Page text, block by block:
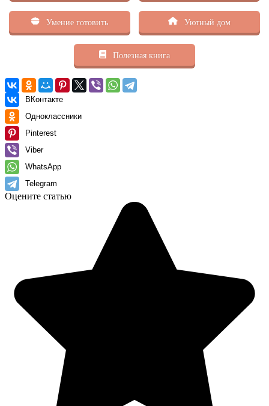
Умение готовить Уютный дом
Полезная книга
ВКонтакте
Одноклассники
Pinterest
Viber
WhatsApp
Telegram
Оцените статью